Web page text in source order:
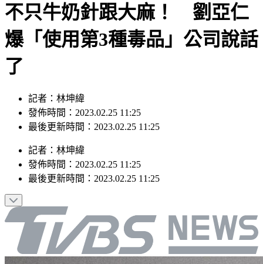
爆「使用第3種毒品」公司說話
了
發佈時間：2023.02.25 11:25
最後更新時間：2023.02.25 11:25
發佈時間：2023.02.25 11:25
最後更新時間：2023.02.25 11:25